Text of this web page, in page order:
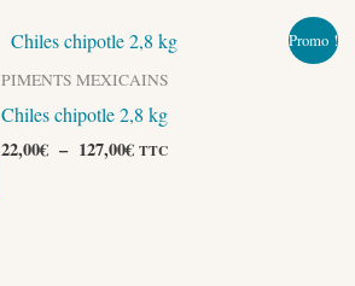
Promo !
PIMENTS MEXICAINS
Chiles chipotle 2,8 kg
22,00€ – 127,00€Plage
TTC